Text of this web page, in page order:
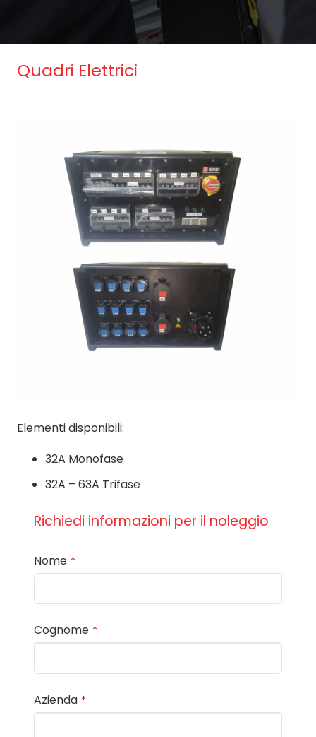
Quadri Elettrici
Elementi disponibili:
32A Monofase
32A – 63A Trifase
Richiedi informazioni per il noleggio
Nome *
Cognome *
Azienda *